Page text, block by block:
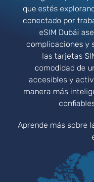
que estés
conectado por
eSIM Dubái
complicaciones y
las tarjetas
comodidad de
accesibles y
manera más
Aprende más sobre